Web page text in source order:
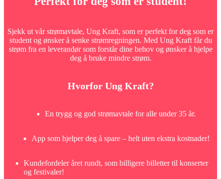
Sjekk ut vår strømavtale, Ung Kraft, som er perfekt for deg som er
student og ønsker å senke strømregningen. Med Ung Kraft får du
strøm fra en leverandør som forstår dine behov og ønsker å hjelpe
deg å bruke mindre strøm.
Hvorfor Ung Kraft?
En trygg og god strømavtale for alle under 35 år.
App som hjelper deg å spare – helt uten ekstra kostnader!
Kundefordeler året rundt, som billigere billetter til konserter
og festivaler!